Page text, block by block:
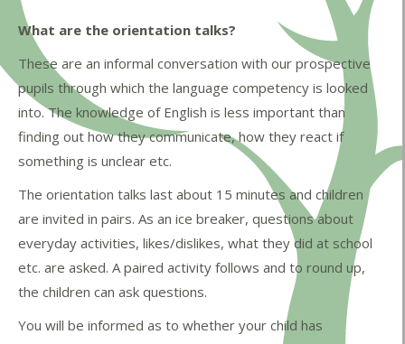
What are the orientation talks?
These are an informal conversation with our prospective
pupils through which the language competency is looked
into. The knowledge of English is less important than
finding out how they communicate, how they react if
something is unclear etc.
The orientation talks last about 15 minutes and children
are invited in pairs. As an ice breaker, questions about
everyday activities, likes/dislikes, what they did at school
etc. are asked. A paired activity follows and to round up,
the children can ask questions.
You will be informed as to whether your child has